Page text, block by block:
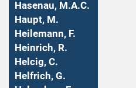
Hasenau, M.A.C.
Haupt, M.
Heilemann, F.
Heinrich, R.
Helcig, C.
Helfrich, G.